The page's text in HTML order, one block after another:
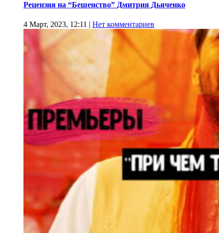
Рецензия на “Бешенство” Дмитрия Дьяченко
4 Март, 2023, 12:11 | Нет комментариев